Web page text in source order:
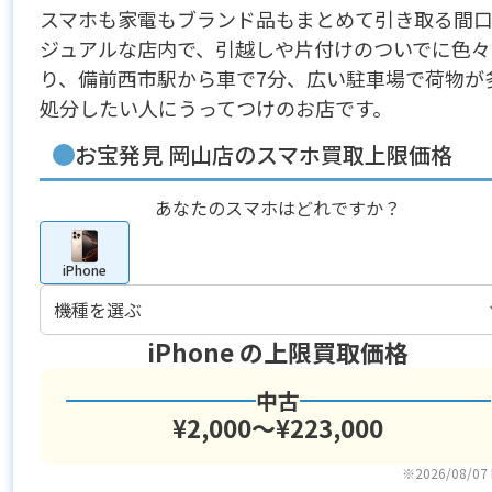
スマホも家電もブランド品もまとめて引き取る間
ジュアルな店内で、引越しや片付けのついでに色
り、備前西市駅から車で7分、広い駐車場で荷物
処分したい人にうってつけのお店です。
お宝発見 岡山店のスマホ買取上限価格
あなたのスマホはどれですか？
iPhone
iPhoneの上限買取価格
中古
¥2,000〜¥223,000
※2026/08/07